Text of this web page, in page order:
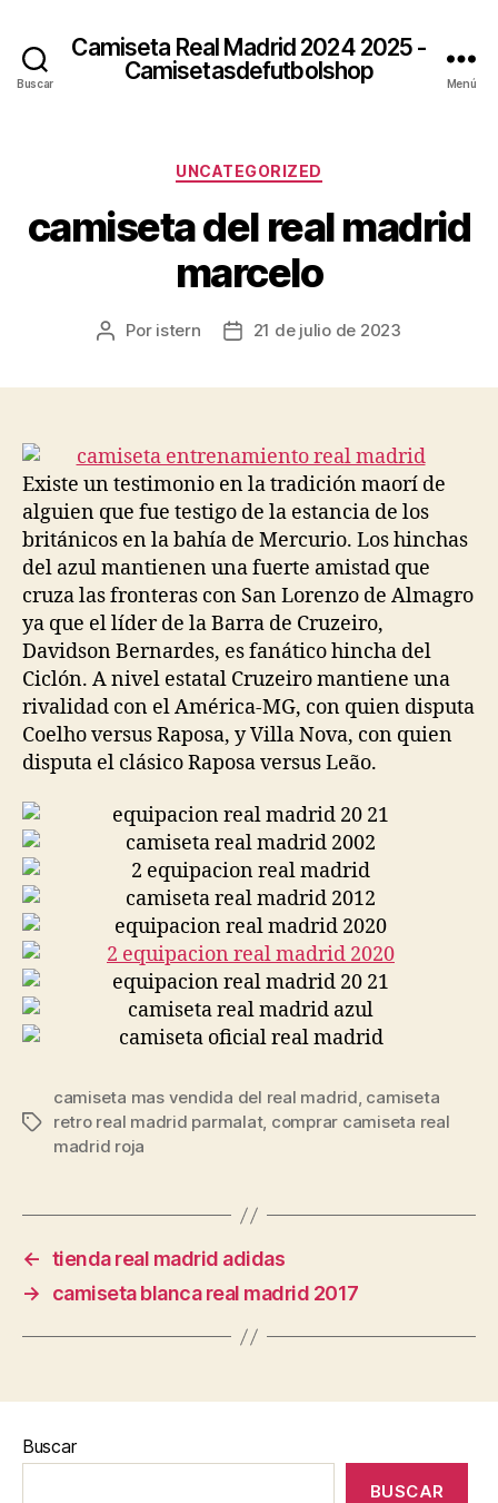
Buscar
Camiseta Real Madrid 2024 2025 -
Camisetasdefutbolshop
Menú
Categorías
UNCATEGORIZED
camiseta del real madrid
marcelo
Autor
Por istern
Fecha21 de julio de 2023
Existe un testimonio en la tradición maorí de
alguien que fue testigo de la estancia de los
británicos en la bahía de Mercurio. Los hinchas
del azul mantienen una fuerte amistad que
cruza las fronteras con San Lorenzo de Almagro
ya que el líder de la Barra de Cruzeiro,
Davidson Bernardes, es fanático hincha del
Ciclón. A nivel estatal Cruzeiro mantiene una
rivalidad con el América-MG, con quien disputa
Coelho versus Raposa, y Villa Nova, con quien
disputa el clásico Raposa versus Leão.
Etiquetas
camiseta mas vendida del real madrid, camiseta
retro real madrid parmalat, comprar camiseta real
madrid roja
← tienda real madrid adidas
→
camiseta blanca real madrid 2017
Buscar
BUSCAR